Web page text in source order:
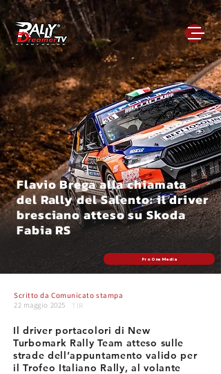
Flavio Brega alla chiamata
del Rally del Salento: il driver
bresciano atteso su Skoda
Fabia RS
Pro One Media
Scritto daComunicato stampa
22 maggio 2025
TIR
Il driver portacolori di New
Turbomark Rally Team atteso sulle
strade dell’appuntamento valido per
il Trofeo Italiano Rally, al volante